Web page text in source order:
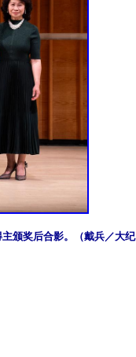
颁奖后合影。（戴兵／大纪